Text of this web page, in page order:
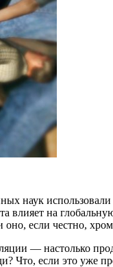
наук
на
если честно,
— настолько
Что, если это уже